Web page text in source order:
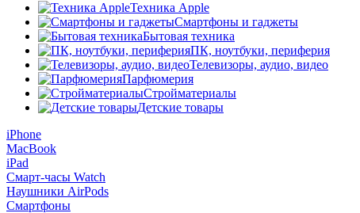
Техника Apple
Смартфоны и гаджеты
Бытовая техника
ПК, ноутбуки, периферия
Телевизоры, аудио, видео
Парфюмерия
Стройматериалы
Детские товары
iPhone
MacBook
iPad
Смарт-часы Watch
Наушники AirPods
Смартфоны